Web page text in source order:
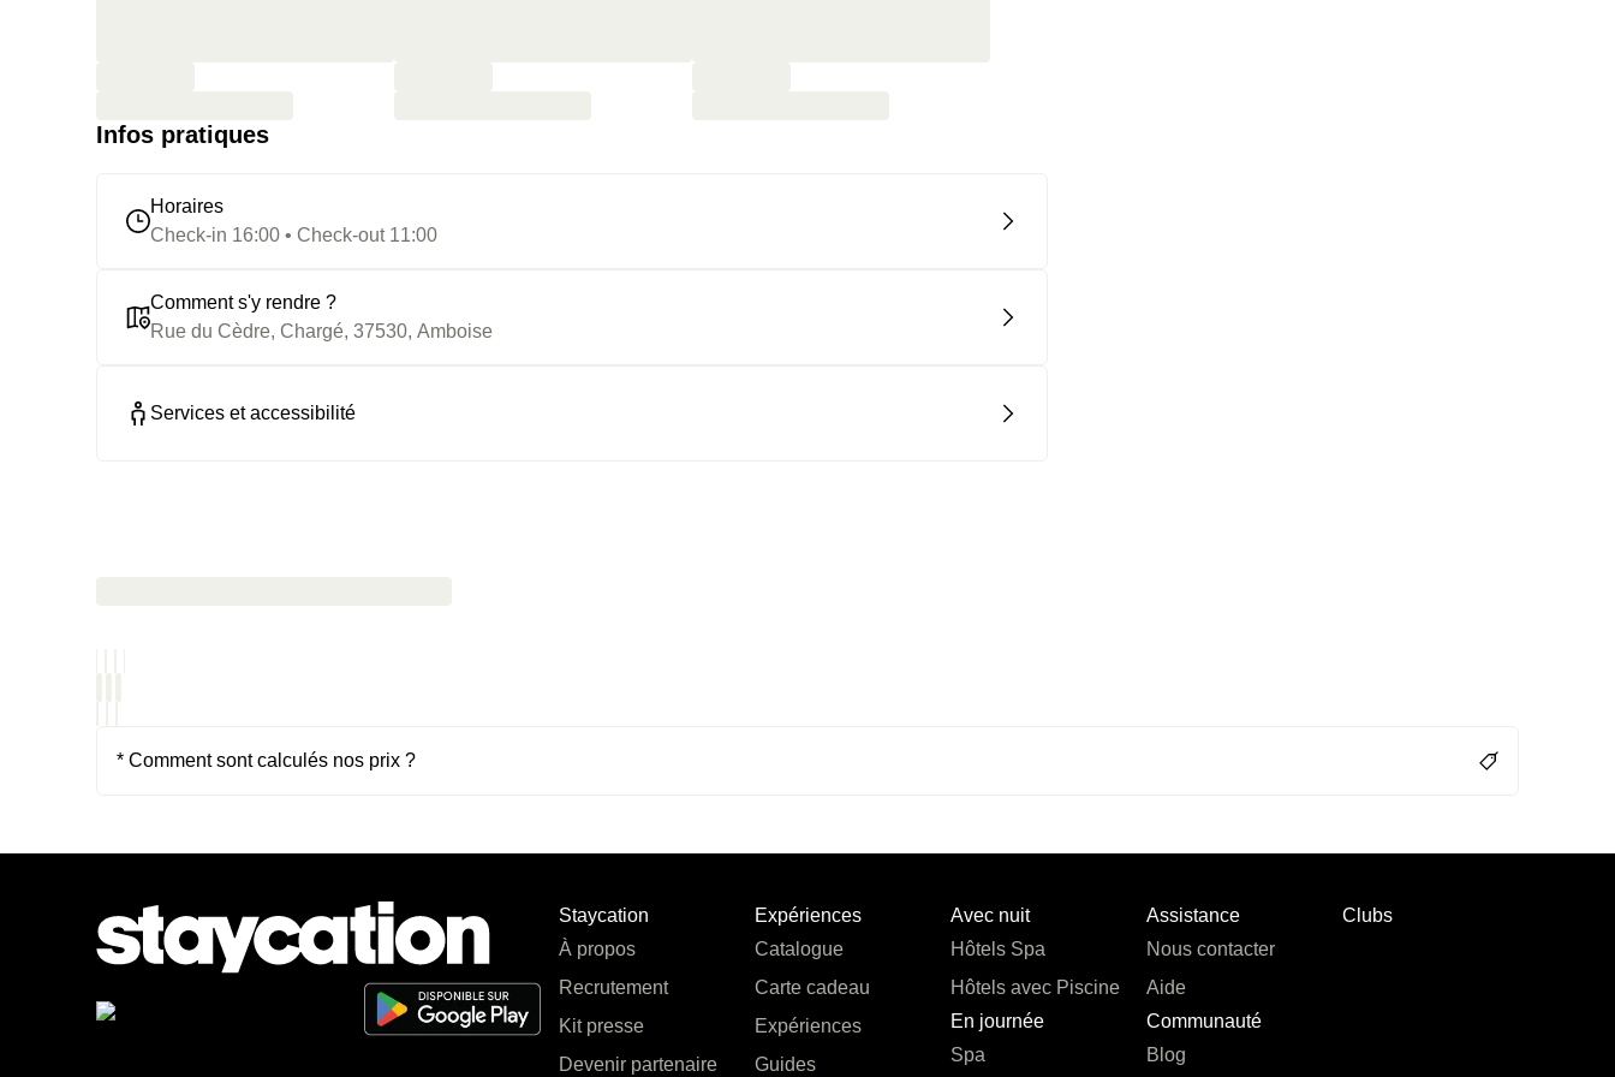
Infos pratiques
Horaires
Check-in 16:00 • Check-out 11:00
Comment s'y rendre ?
Rue du Cèdre, Chargé, 37530, Amboise
Services et accessibilité
* Comment sont calculés nos prix ?
Staycation
À propos
Recrutement
Kit presse
Devenir partenaire
Expériences
Catalogue
Carte cadeau
Expériences
Guides
Avec nuit
Hôtels Spa
Hôtels avec Piscine
En journée
Spa
Assistance
Nous contacter
Aide
Communauté
Blog
Clubs